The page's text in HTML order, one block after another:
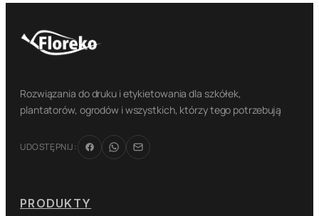
Rozwiązania do druku i etykietowania dla szkółek,
plantatorów, ogrodów i wszystkich, którzy tego potrzebują
UDOSTĘPNIJ:
PRODUKTY